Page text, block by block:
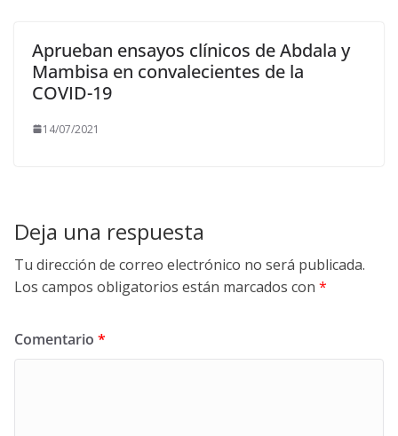
Aprueban ensayos clínicos de Abdala y
Mambisa en convalecientes de la
COVID-19
14/07/2021
Deja una respuesta
Tu dirección de correo electrónico no será publicada.
Los campos obligatorios están marcados con *
Comentario *